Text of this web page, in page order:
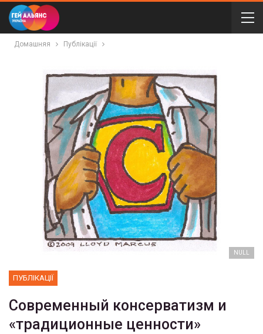
Домашняя Публікації
NULL
ПУБЛІКАЦІЇ
Современный консерватизм и
«традиционные ценности»